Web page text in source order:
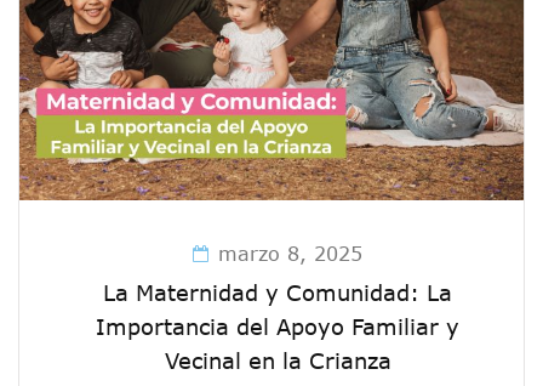
marzo 8, 2025
La Maternidad y Comunidad: La
Importancia del Apoyo Familiar y
Vecinal en la Crianza